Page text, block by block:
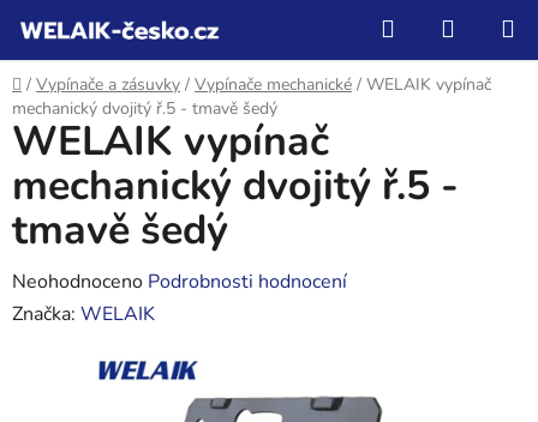
obsah
Hledat
KOŠÍK
Domů
/ Vypínače a zásuvky / Vypínače mechanické / WELAIK vypínač
mechanický dvojitý ř.5 - tmavě šedý
WELAIK vypínač
mechanický dvojitý ř.5 -
tmavě šedý
Průměrné
hodnocení
Neohodnoceno Podrobnosti hodnocení
Značka: WELAIK